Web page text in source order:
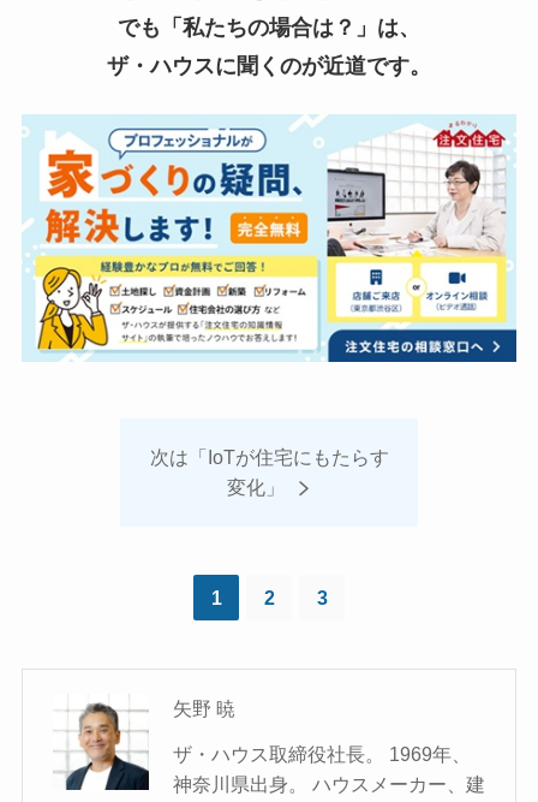
でも「私たちの場合は？」は、
ザ・ハウスに聞くのが近道です。
次は「IoTが住宅にもたらす
変化」
1 2 3
矢野 暁
ザ・ハウス取締役社長。 1969年、
神奈川県出身。 ハウスメーカー、建